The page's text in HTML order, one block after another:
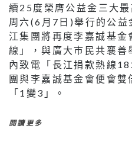
續25度榮膺公益金三大
周六(6月7日)舉行的公益
江集團將再度李嘉誠基
線」，與廣大巿民共襄善
內致電「長江捐款熱線
團與李嘉誠基金會便會
「1變3」。
閱讀更多